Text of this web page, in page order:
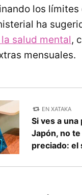
los
ha
salud mental,
mensuales.
EN XATAKA
Si ves a
Japón, no
preciado: el